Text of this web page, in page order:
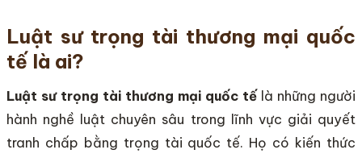
Luật sư trọng tài thương mại quốc
tế là ai?
Luật sư trọng tài thương mại quốc tếlà những người
hành nghề luật chuyên sâu trong lĩnh vực giải quyết
tranh chấp bằng trọng tài quốc tế. Họ có kiến thức